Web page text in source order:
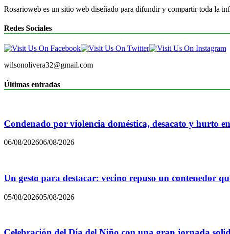
Rosarioweb es un sitio web diseñado para difundir y compartir toda la
Redes Sociales
wilsonolivera32@gmail.com
Últimas entradas
Condenado por violencia doméstica, desacato y hurto
06/08/202606/08/2026
Un gesto para destacar: vecino repuso un contenedor
05/08/202605/08/2026